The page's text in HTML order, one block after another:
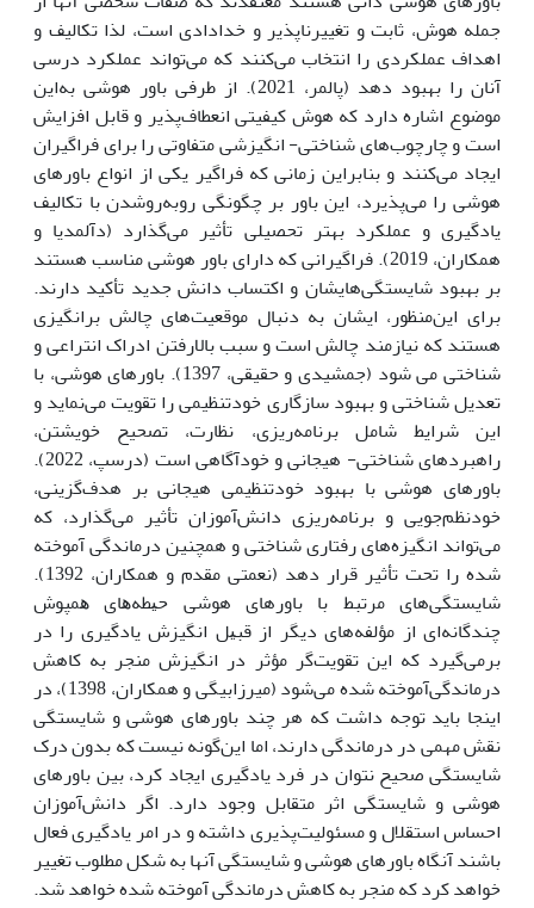
جمله هوش، ثابت و تغییرناپذیر و خدادادی است، لذا تکالیف و
اهداف عملکردی را انتخاب می‌کنند که می‌تواند عملکرد درسی
آنان را بهبود دهد (پالمر، 2021). از طرفی باور هوشی به‌این
موضوع اشاره دارد که هوش کیفیتی انعطاف‌پذیر و قابل افزایش
است و چارچوب‌های شناختی- انگیزشی متفاوتی را برای فراگیران
ایجاد می‌کنند و بنابراین زمانی که فراگیر یکی از انواع باورهای
هوشی را می‌پذیرد، این باور بر چگونگی روبه‌روشدن با تکالیف
یادگیری و عملکرد بهتر تحصیلی تأثیر می‌گذارد (دآلمدیا و
همکاران، 2019). فراگیرانی که دارای باور هوشی مناسب هستند
بر بهبود شایستگی‌هایشان و اکتساب دانش جدید تأکید دارند.
برای این‌منظور، ایشان به دنبال موقعیت‌های چالش برانگیزی
هستند که نیازمند چالش است و سبب بالارفتن ادراک انتراعی و
شناختی می شود (جمشیدی و حقیقی، 1397). باورهای هوشی، با
تعدیل شناختی و بهبود سازگاری خودتنظیمی را تقویت می‌نماید و
این شرایط شامل برنامه‌ریزی، نظارت، تصحیح خویشتن،
راهبردهای شناختی- هیجانی و خود‌آگاهی است (درسپ، 2022).
باورهای هوشی با بهبود خود‌تنظیمی هیجانی بر هدف‌گزینی،
خود‌نظم‌جویی و برنامه‌ریزی دانش‌آموزان تأثیر می‌گذارد، که
می‌تواند انگیزه‌های رفتاری شناختی و همچنین درماندگی آموخته
شده را تحت تأثیر قرار دهد (نعمتی مقدم و همکاران، 1392).
شایستگی‌های مرتبط با باورهای هوشی ﺣﻴﻄﻪ‌ﻫﺎی ﻫﻤﭙﻮش
ﭼﻨﺪﮔﺎﻧﻪ‌ای از مؤلفه‌های دﻳﮕﺮ از ﻗﺒﻴﻞ انگیزش یادگیری را در
بر‌می‌گیرد که این تقویت‌گر مؤثر در انگیزش منجر به کاهش
درماندگی‌آموخته شده می‌شود (میرزابیگی و همکاران، 1398)، در
اینجا باید توجه داشت که هر چند باورهای هوشی و شایستگی
نقش مهمی در درماندگی دارند، اما این‌گونه نیست که بدون درک
شایستگی صحیح نتوان در فرد یادگیری ایجاد کرد، بین باورهای
هوشی و شایستگی اثر متقابل وجود دارد. اگر دانش‌آموزان
احساس استقلال و مسئولیت‌پذیری داشته و در امر یادگیری فعال
باشند آنگاه باورهای هوشی و شایستگی آنها به شکل مطلوب تغییر
خواهد کرد که منجر به کاهش درماندگی آموخته شده خواهد شد.